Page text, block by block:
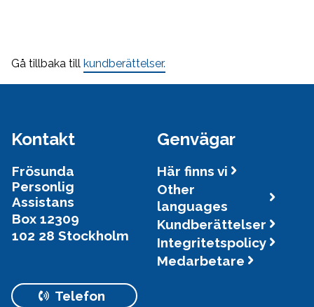
Gå tillbaka till kundberättelser.
Kontakt
Frösunda
Personlig
Assistans
Box 12309
102 28 Stockholm
Telefon
Genvägar
Här finns vi
Other
languages
Kundberättelser
Integritetspolicy
Medarbetare